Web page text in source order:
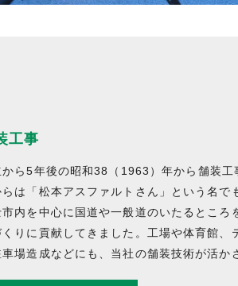
工事
から5年後の昭和38（1963）年から舗装工
らは「松本アスファルトさん」という名で
市内を中心に国道や一般道のいたるところ
くりに貢献してきました。工場や体育館、
車場造成などにも、当社の舗装技術が活か